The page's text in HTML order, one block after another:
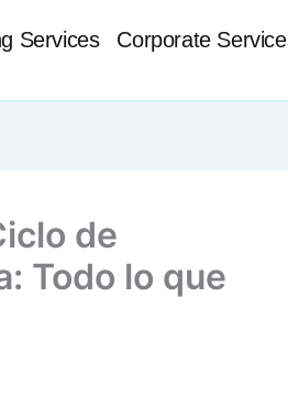
Services Corporate
de
Todo lo que